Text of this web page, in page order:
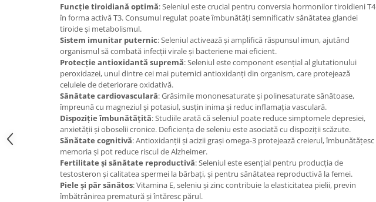
Funcție tiroidiană optimă: Seleniul este crucial pentru conversia hormonilor tiroidieni T4
în forma activă T3. Consumul regulat poate îmbunătăți semnificativ sănătatea glandei
tiroide și metabolismul.
Sistem imunitar puternic: Seleniul activează și amplifică răspunsul imun, ajutând
organismul să combată infecții virale și bacteriene mai eficient.
Protecție antioxidantă supremă: Seleniul este component esențial al glutationului
peroxidazei, unul dintre cei mai puternici antioxidanți din organism, care protejează
celulele de deteriorare oxidativă.
Sănătate cardiovasculară: Grăsimile mononesaturate și polinesaturate sănătoase,
împreună cu magneziul și potasiul, susțin inima și reduc inflamația vasculară.
Dispoziție îmbunătățită: Studiile arată că seleniul poate reduce simptomele depresiei,
anxietății și oboselii cronice. Deficiența de seleniu este asociată cu dispoziții scăzute.
Sănătate cognitivă: Antioxidanții și acizii grași omega-3 protejează creierul, îmbunătățesc
memoria și pot reduce riscul de Alzheimer.
Fertilitate și sănătate reproductivă: Seleniul este esențial pentru producția de
testosteron și calitatea spermei la bărbați, și pentru sănătatea reproductivă la femei.
Piele și păr sănătos: Vitamina E, seleniu și zinc contribuie la elasticitatea pielii, previn
îmbătrânirea prematură și întăresc părul.